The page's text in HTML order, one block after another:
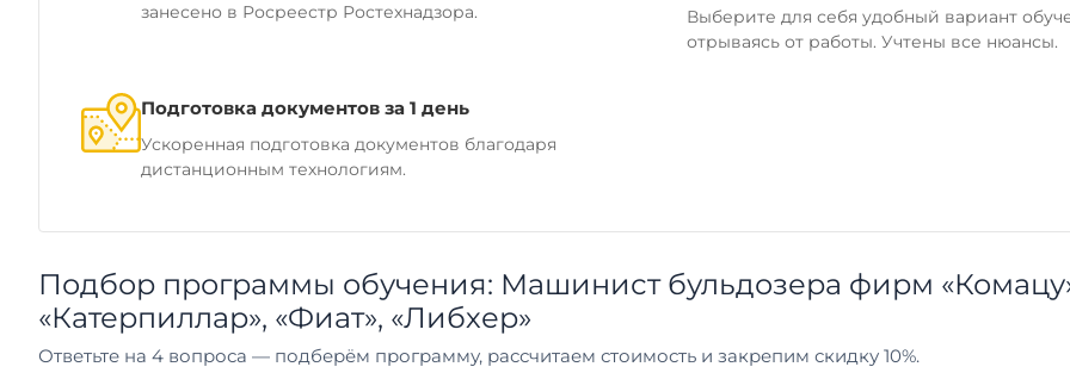
занесено в Росреестр Ростехнадзора.
Выберите для себя удобный вариант
отрываясь от работы. Учтены все нюансы.
Подготовка документов за 1 день
Ускоренная подготовка документов благодаря
дистанционным технологиям.
Подбор программы обучения: Машинист бульдозера фирм
«Катерпиллар», «Фиат», «Либхер»
Ответьте на 4 вопроса — подберём программу, рассчитаем стоимость и закрепим скидку 10%.